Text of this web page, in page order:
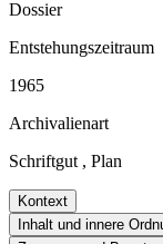
Dossier
Entstehungszeitraum
1965
Archivalienart
Schriftgut , Plan
Kontext
Inhalt und innere